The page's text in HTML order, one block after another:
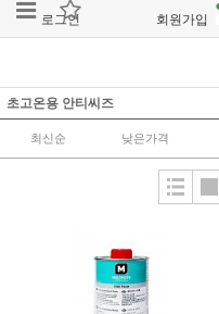
로그인 회원가입
초고온용 안티씨즈
최신순 낮은가격